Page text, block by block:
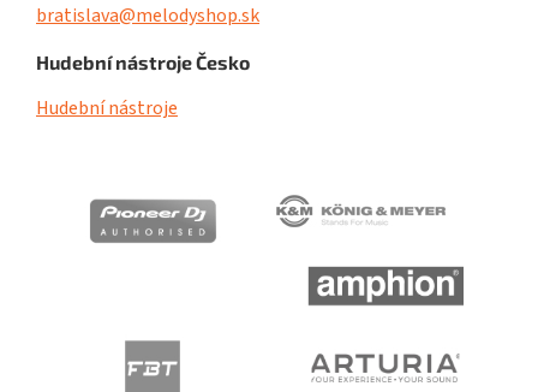
bratislava@melodyshop.sk
Hudební nástroje Česko
Hudební nástroje